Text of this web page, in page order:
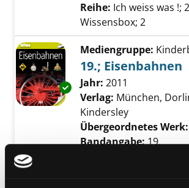
Reihe: Ich weiss was !;
Wissensbox; 2
Exemplar-Details von 19.;
Mediengruppe:
19.; Eisenbahnen
Suche nach diesem
Jahr: 2011
Verlag: München,
Kindersley
Übergeordnetes Werk:
Bandangabe:19.